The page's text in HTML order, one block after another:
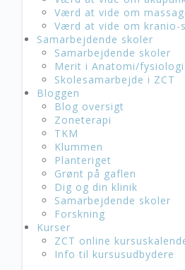
Værd at vide om
Værd at vide om kranio-
Samarbejdende skoler
Samarbejdende skoler
Merit i Anatomi/
Skolesamarbejde i ZCT
Bloggen
Blog oversigt
Zoneterapi
TKM
Klummen
Planteriget
Grønt på gaflen
Dig og din klinik
Samarbejdende skoler
Forskning
Kurser
ZCT online
Info til kursusudbydere